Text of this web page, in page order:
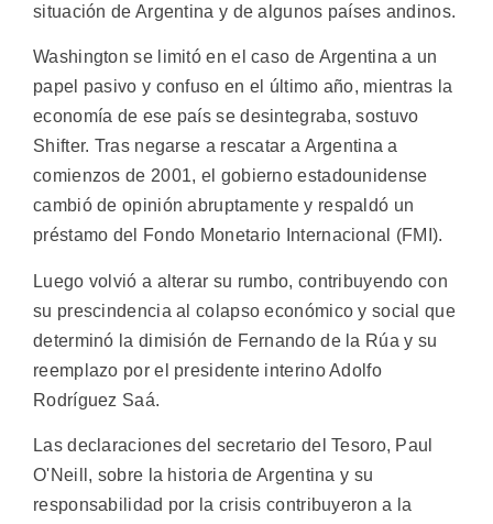
situación de Argentina y de algunos países andinos.
Washington se limitó en el caso de Argentina a un
papel pasivo y confuso en el último año, mientras la
economía de ese país se desintegraba, sostuvo
Shifter. Tras negarse a rescatar a Argentina a
comienzos de 2001, el gobierno estadounidense
cambió de opinión abruptamente y respaldó un
préstamo del Fondo Monetario Internacional (FMI).
Luego volvió a alterar su rumbo, contribuyendo con
su prescindencia al colapso económico y social que
determinó la dimisión de Fernando de la Rúa y su
reemplazo por el presidente interino Adolfo
Rodríguez Saá.
Las declaraciones del secretario del Tesoro, Paul
O'Neill, sobre la historia de Argentina y su
responsabilidad por la crisis contribuyeron a la